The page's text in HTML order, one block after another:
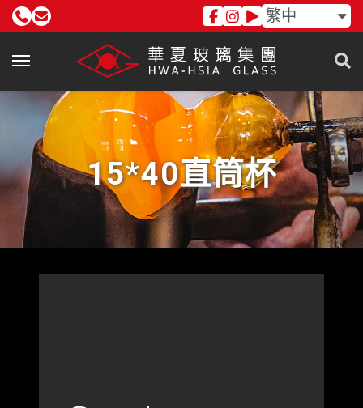
繁中
15*40直筒杯